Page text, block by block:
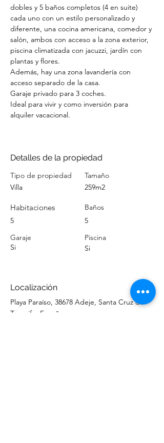
dobles y 5 baños completos (4 en suite)
cada uno con un estilo personalizado y
diferente, una cocina americana, comedor y
salón, ambos con acceso a la zona exterior,
piscina climatizada con jacuzzi, jardín con
plantas y flores.
Además, hay una zona lavandería con
acceso separado de la casa.
Garaje privado para 3 coches.
Ideal para vivir y como inversión para
alquiler vacacional.
Detalles de la propiedad
Tipo de propiedad
Villa
Habitaciones
5
Garaje
Si
Tamaño
259m2
Baños
5
Piscina
Si
Localización
Playa Paraíso, 38678 Adeje, Santa Cruz de
Tenerife, España